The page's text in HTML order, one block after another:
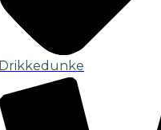
Drikkedunke